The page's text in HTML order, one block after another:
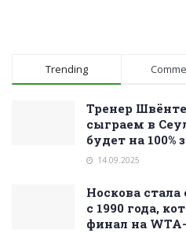
Trending
Тренер
сыграем в
будет на 100%
14.09.2025
Носкова
с 1990 года,
финал на